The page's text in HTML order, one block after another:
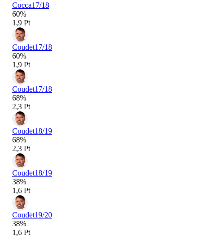
Cocca17/18
60%
1,9 Pt
Coudet17/18
60%
1,9 Pt
Coudet17/18
68%
2,3 Pt
Coudet18/19
68%
2,3 Pt
Coudet18/19
38%
1,6 Pt
Coudet19/20
38%
1,6 Pt